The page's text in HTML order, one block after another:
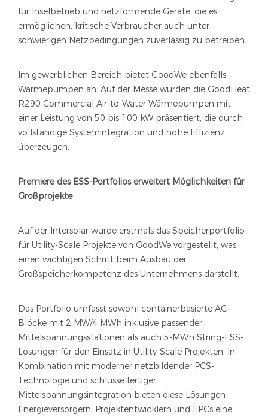
für Inselbetrieb und netzformende Geräte, die es
ermöglichen, kritische Verbraucher auch unter
schwierigen Netzbedingungen zuverlässig zu betreiben.
Im gewerblichen Bereich bietet GoodWe ebenfalls
Wärmepumpen an. Auf der Messe wurden die GoodHeat
R290 Commercial Air-to-Water Wärmepumpen mit
einer Leistung von 50 bis 100 kW präsentiert, die durch
vollständige Systemintegration und hohe Effizienz
überzeugen.
Premiere des ESS-Portfolios erweitert Möglichkeiten für
Großprojekte
Auf der Intersolar wurde erstmals das Speicherportfolio
für Utility-Scale Projekte von GoodWe vorgestellt, was
einen wichtigen Schritt beim Ausbau der
Großspeicherkompetenz des Unternehmens darstellt.
Das Portfolio umfasst sowohl containerbasierte AC-
Blöcke mit 2 MW/4 MWh inklusive passender
Mittelspannungsstationen als auch 5-MWh String-ESS-
Lösungen für den Einsatz in Utility-Scale Projekten. In
Kombination mit moderner netzbildender PCS-
Technologie und schlüsselfertiger
Mittelspannungsintegration bieten diese Lösungen
Energieversorgern, Projektentwicklern und EPCs eine